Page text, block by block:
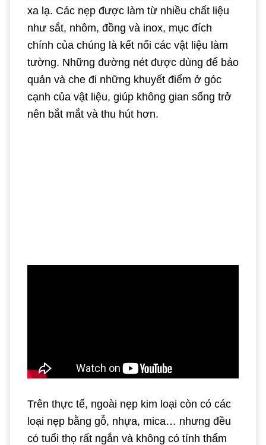
xa lạ. Các nẹp được làm từ nhiều chất liệu
như sắt, nhôm, đồng và inox, mục đích
chính của chúng là kết nối các vật liệu làm
tường. Những đường nét được dùng để bảo
quản và che đi những khuyết điểm ở góc
cạnh của vật liệu, giúp không gian sống trở
nên bắt mắt và thu hút hơn.
Trên thực tế, ngoài nẹp kim loại còn có các
loại nẹp bằng gỗ, nhựa, mica… nhưng đều
có tuổi thọ rất ngắn và không có tính thẩm